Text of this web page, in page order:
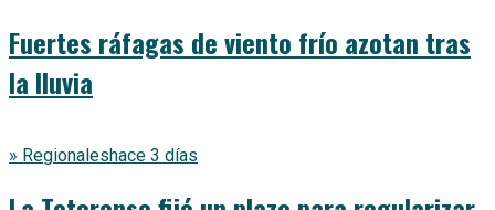
Fuertes ráfagas de viento frío azotan tras
la lluvia
» Regionaleshace 3 días